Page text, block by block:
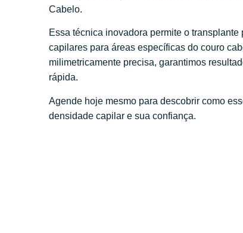
Cabelo.
Essa técnica inovadora permite o
capilares para áreas específicas do couro
milimetricamente precisa, garantimos
rápida.
Agende hoje mesmo para descobrir como
densidade capilar e sua confiança.